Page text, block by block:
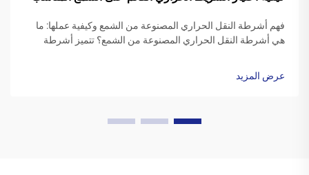
فهم أشرطة النقل الحراري المصنوعة من الشمع وكيفية عملها: ما
هي أشرطة النقل الحراري المصنوعة من الشمع؟ تتميز أشرطة
عرض المزيد